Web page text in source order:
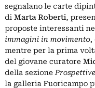
segnalano le carte
di Marta Roberti,
proposte interessanti
immagini in movimento,
mentre per la prima
del giovane curatore
della sezioneProspettive
la galleria Fuoricampo